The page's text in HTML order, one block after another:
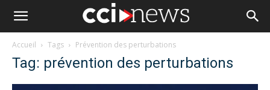
Accueil Tags Prévention des perturbations
Tag: prévention des perturbations